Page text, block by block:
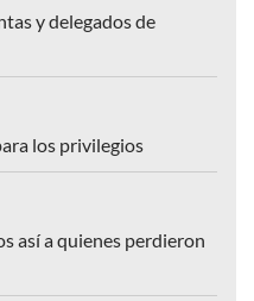
y delegados de
los privilegios
así a quienes perdieron